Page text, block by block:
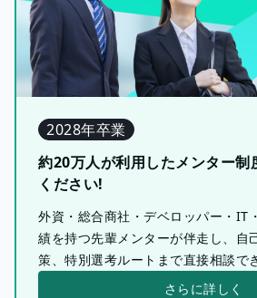
2028年卒業
約20万人が利用したメンター制
ください!
外資・総合商社・デベロッパー・IT
績を持つ先輩メンターが伴走し、自
策、特別選考ルートまで直接相談で
さらに詳しく